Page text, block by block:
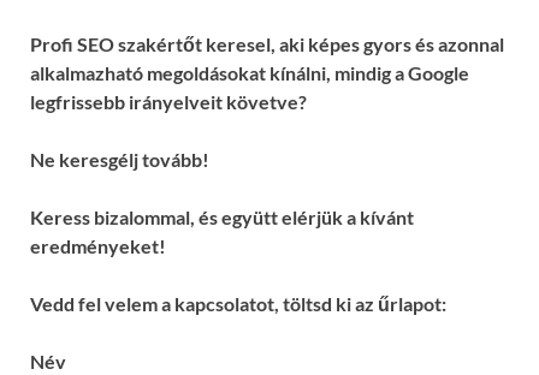
Profi SEO szakértőt keresel, aki képes gyors és azonnal
alkalmazható megoldásokat kínálni, mindig a Google
legfrissebb irányelveit követve?
Ne keresgélj tovább!
Keress bizalommal, és együtt elérjük a kívánt
eredményeket!
Vedd fel velem a kapcsolatot, töltsd ki az űrlapot:
Név